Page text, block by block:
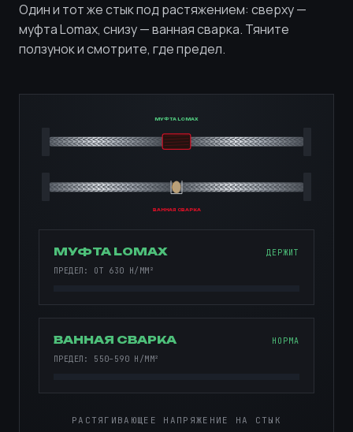
Один и тот же стык под растяжением: сверху —
муфта Lomax, снизу — ванная сварка. Тяните
ползунок и смотрите, где предел.
МУФТА LOMAX
ВАННАЯ СВАРКА
МУФТА LOMAX
ДЕРЖИТ
ПРЕДЕЛ: ОТ 630 Н/ММ²
ВАННАЯ СВАРКА
НОРМА
ПРЕДЕЛ: 550–590 Н/ММ²
РАСТЯГИВАЮЩЕЕ НАПРЯЖЕНИЕ НА СТЫК